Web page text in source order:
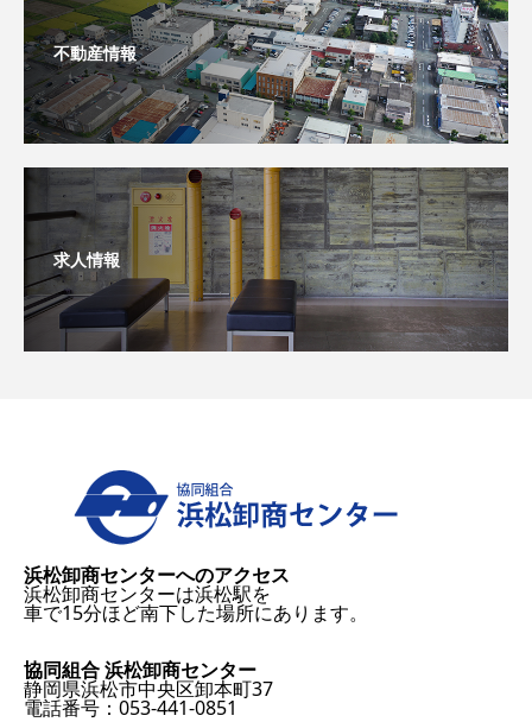
不動産情報
求人情報
浜松卸商センターへのアクセス
浜松卸商センターは浜松駅を
車で15分ほど南下した場所にあります。
協同組合 浜松卸商センター
静岡県浜松市中央区卸本町37
電話番号：053-441-0851